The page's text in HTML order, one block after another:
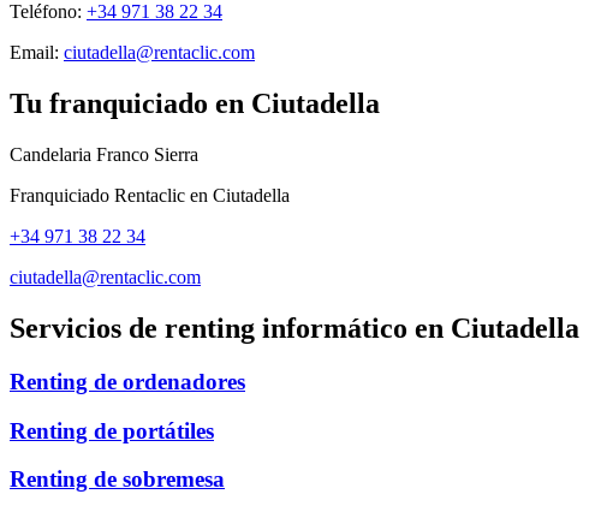
Teléfono: +34 971 38 22 34
Email: ciutadella@rentaclic.com
Tu franquiciado en Ciutadella
Candelaria Franco Sierra
Franquiciado Rentaclic en Ciutadella
+34 971 38 22 34
ciutadella@rentaclic.com
Servicios de renting informático en Ciutadella
Renting de ordenadores
Renting de portátiles
Renting de sobremesa